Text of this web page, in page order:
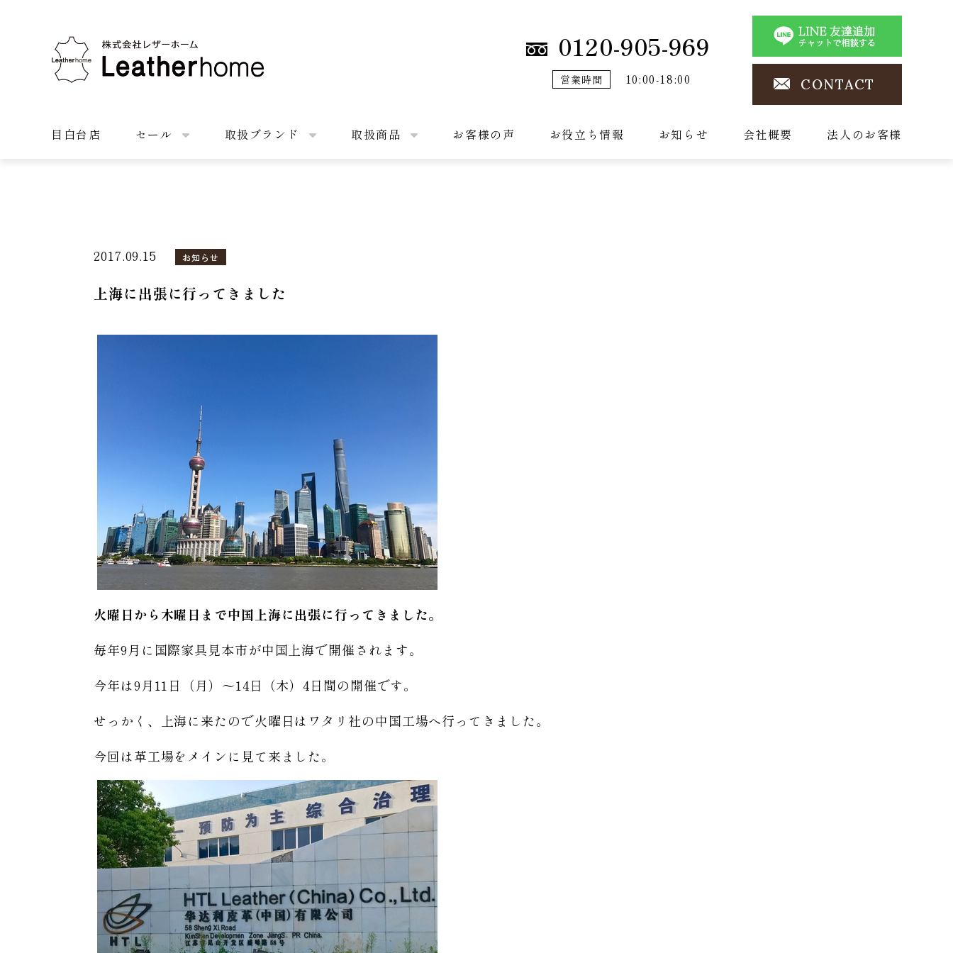
株式会社レザーホーム 0120-905-969
営業時間 10:00-18:00 CONTACT
目白台店 セール 取扱ブランド 取扱商品 お客様の声 お役立ち情報 お知らせ 会社概要 法人のお客様
2017.09.15 お知らせ
上海に出張に行ってきました
火曜日から木曜日まで中国上海に出張に行ってきました。
毎年9月に国際家具見本市が中国上海で開催されます。
今年は9月11日（月）〜14日（木）4日間の開催です。
せっかく、上海に来たので火曜日はワタリ社の中国工場へ行ってきました。
今回は革工場をメインに見て来ました。